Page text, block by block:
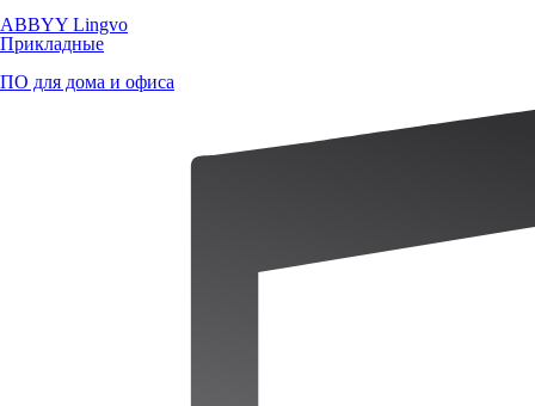
ABBYY Lingvo
Прикладные
ПО для дома и офиса